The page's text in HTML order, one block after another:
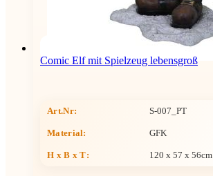
Comic Elf mit Spielzeug lebensgroß
Art.Nr: S-007_PT
Material: GFK
H x B x T: 120 x 57 x 56cm